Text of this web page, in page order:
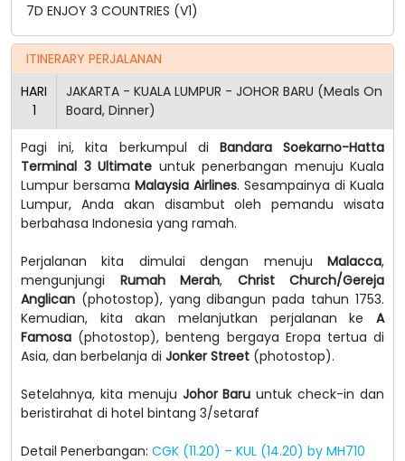
7D ENJOY 3 COUNTRIES (V1)
ITINERARY PERJALANAN
HARI
1
JAKARTA - KUALA LUMPUR - JOHOR BARU (Meals On
Board, Dinner)
Pagi ini, kita berkumpul di Bandara Soekarno-Hatta
Terminal 3 Ultimate untuk penerbangan menuju Kuala
Lumpur bersama Malaysia Airlines. Sesampainya di Kuala
Lumpur, Anda akan disambut oleh pemandu wisata
berbahasa Indonesia yang ramah.
Perjalanan kita dimulai dengan menuju Malacca,
mengunjungi Rumah Merah, Christ Church/Gereja
Anglican (photostop), yang dibangun pada tahun 1753.
Kemudian, kita akan melanjutkan perjalanan ke A
Famosa (photostop), benteng bergaya Eropa tertua di
Asia, dan berbelanja di Jonker Street (photostop).
Setelahnya, kita menuju Johor Baru untuk check-in dan
beristirahat di hotel bintang 3/setaraf
Detail Penerbangan: CGK (11.20) – KUL (14.20) by MH710